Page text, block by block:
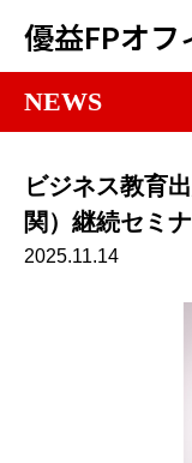
優益FPオフ
NEWS
ビジネス教育
関）継続セミ
2025.11.14